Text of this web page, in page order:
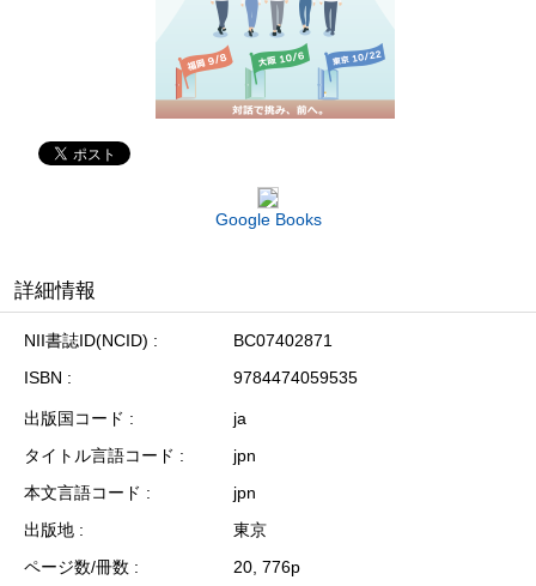
Google Books
詳細情報
NII書誌ID(NCID)
BC07402871
ISBN
9784474059535
出版国コード
ja
タイトル言語コード
jpn
本文言語コード
jpn
出版地
東京
ページ数/冊数
20, 776p